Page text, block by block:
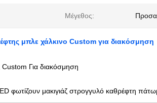
Μέγεθος:
μπλε χάλκινο Custom για διακόσμηση
Για διακόσμηση
φωτίζουν μακιγιάζ στρογγυλό καθρέφτη